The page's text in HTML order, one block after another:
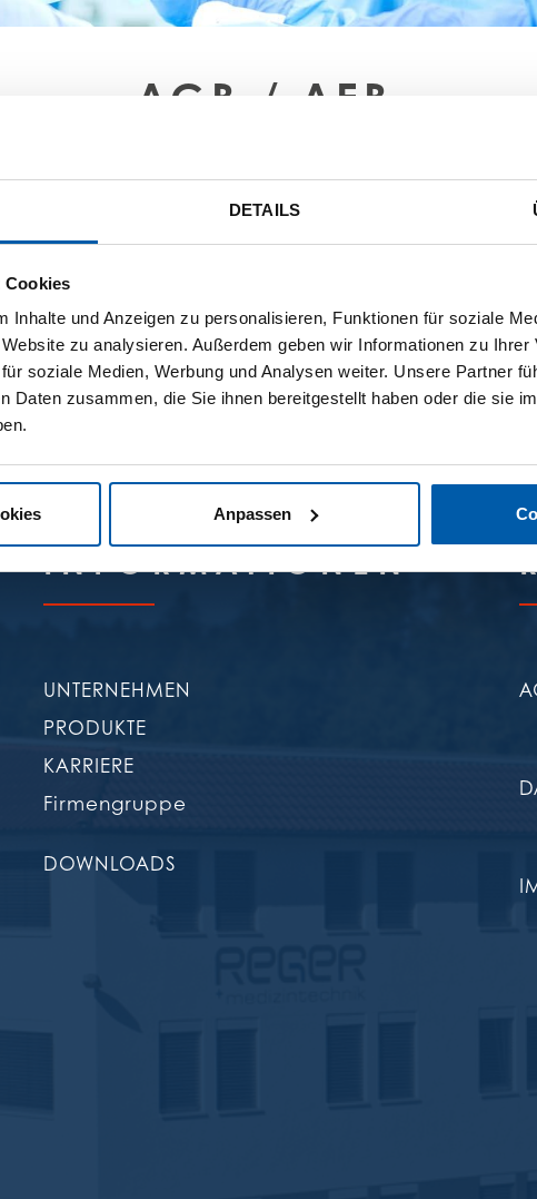
DETAILS
Cookies
Inhalte und Anzeigen zu personalisieren, Funktionen für soziale
zu analysieren. Außerdem geben wir Informationen zu Ihrer
soziale Medien, Werbung und Analysen weiter. Unsere Partner
Daten zusammen, die Sie ihnen bereitgestellt haben oder die sie
Anpassen
AGB / AEB
RECHTLICHE HINWEISE
VERKAUFS- UND LIEFERBEDINGUNGEN (AVB)
AEB
INFORMA­TIONEN
UNTERNEHMEN
PRODUKTE
KARRIERE
Firmengruppe
DOWNLOADS